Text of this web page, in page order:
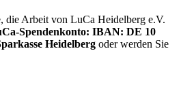
die Arbeit von LuCa Heidelberg e.V.
Spendenkonto: IBAN: DE 10
Heidelberg oder werden Sie